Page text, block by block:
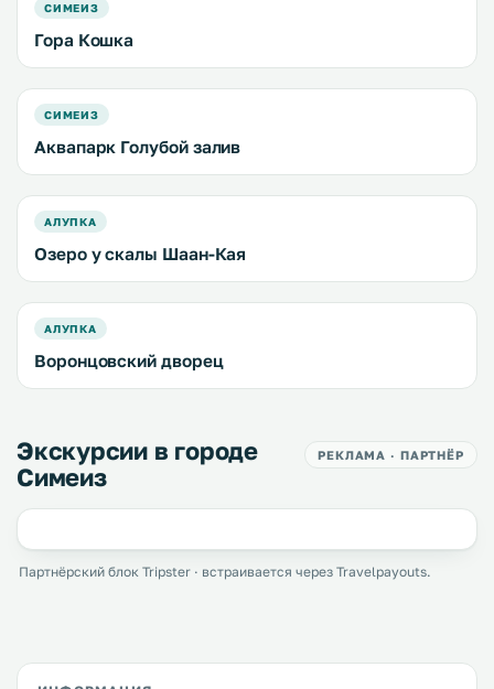
СИМЕИЗ
Гора Кошка
СИМЕИЗ
Аквапарк Голубой залив
АЛУПКА
Озеро у скалы Шаан-Кая
АЛУПКА
Воронцовский дворец
Экскурсии в городе
Симеиз
РЕКЛАМА · ПАРТНЁР
Партнёрский блок Tripster · встраивается через Travelpayouts.